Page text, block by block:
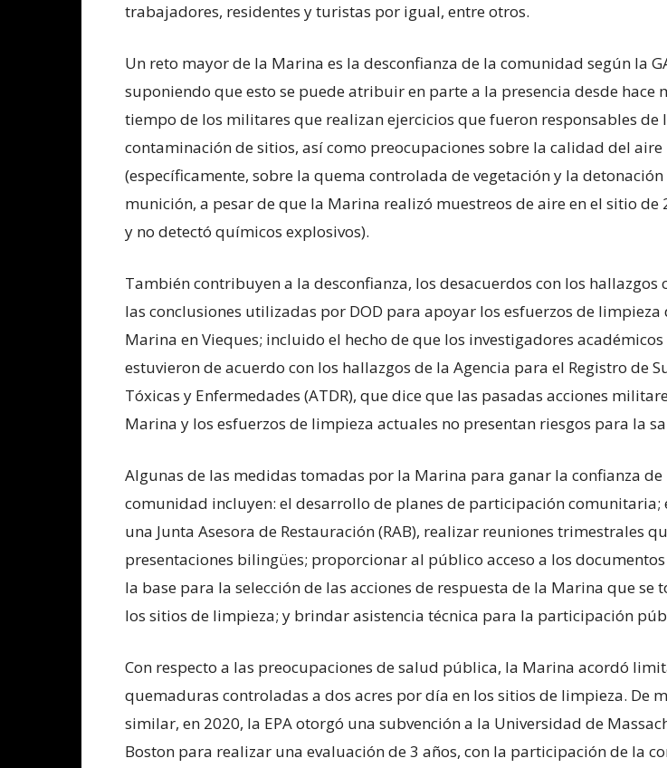
trabajadores, residentes y turistas por igual, entre otros.
Un reto mayor de la Marina es la desconfianza de la comunidad según la
suponiendo que esto se puede atribuir en parte a la presencia desde hace
tiempo de los militares que realizan ejercicios que fueron responsables de
contaminación de sitios, así como preocupaciones sobre la calidad del aire
(específicamente, sobre la quema controlada de vegetación y la
munición, a pesar de que la Marina realizó muestreos de aire en el sitio de
y no detectó químicos explosivos).
También contribuyen a la desconfianza, los desacuerdos con los hallazgos
las conclusiones utilizadas por DOD para apoyar los esfuerzos de limpieza
Marina en Vieques; incluido el hecho de que los investigadores académicos
estuvieron de acuerdo con los hallazgos de la Agencia para el Registro de
Tóxicas y Enfermedades (ATDR), que dice que las pasadas acciones
Marina y los esfuerzos de limpieza actuales no presentan riesgos para la
Algunas de las medidas tomadas por la Marina para ganar la confianza de
comunidad incluyen: el desarrollo de planes de participación comunitaria;
una Junta Asesora de Restauración (RAB), realizar reuniones trimestrales
presentaciones bilingües; proporcionar al público acceso a los
la base para la selección de las acciones de respuesta de la Marina que se
los sitios de limpieza; y brindar asistencia técnica para la participación
Con respecto a las preocupaciones de salud pública, la Marina acordó
quemaduras controladas a dos acres por día en los sitios de limpieza. De
similar, en 2020, la EPA otorgó una subvención a la Universidad de
Boston para realizar una evaluación de 3 años, con la participación de la